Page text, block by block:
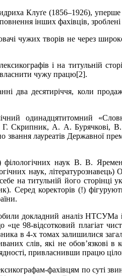
Клуґе (1856–1926),
інших фахівців, зроблен
чужих творів не через
і на титульній
чужу працю[2].
два десятиріччя, коли
одинадцятитомний
Г. Скрипник, А. А. Бурячкові, В.
звання лауреатів Державної
філологічних наук В. В.
наук, літературознавець)
на титульній його сторінці
Серед коректорів (!)
докладний аналіз НТСУМа
98-відсотковий плагіат
в 4-х томах залишилися
слів, які не
привласнивши працю
фахівцям по суті